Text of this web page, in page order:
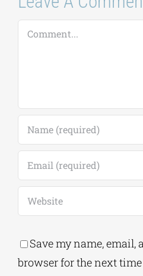
Comment
Save my name,
browser for the next